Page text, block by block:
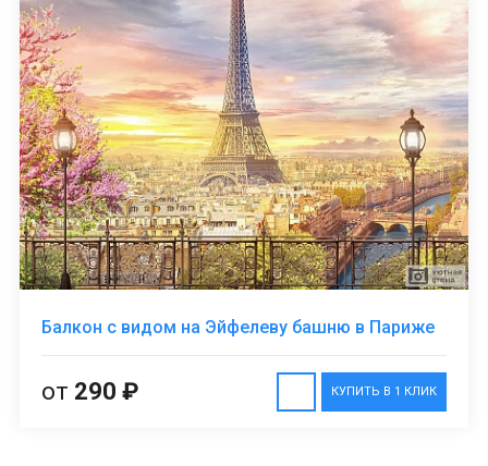
Балкон с видом на Эйфелеву башню в Париже
КУПИТЬ В 1 КЛИК
от 290 ₽